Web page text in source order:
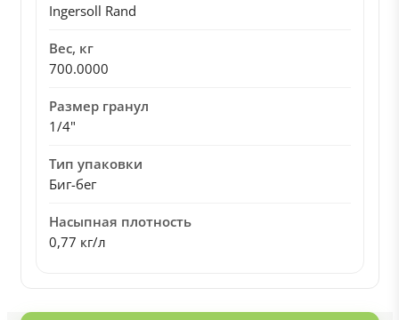
Ingersoll Rand
Вес, кг
700.0000
Размер гранул
1/4"
Тип упаковки
Биг-бег
Насыпная плотность
0,77 кг/л